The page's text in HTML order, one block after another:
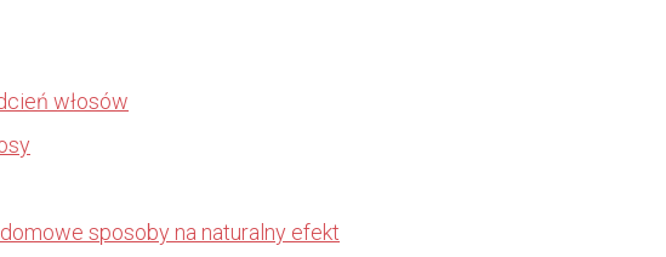
włosów
sposoby na naturalny efekt